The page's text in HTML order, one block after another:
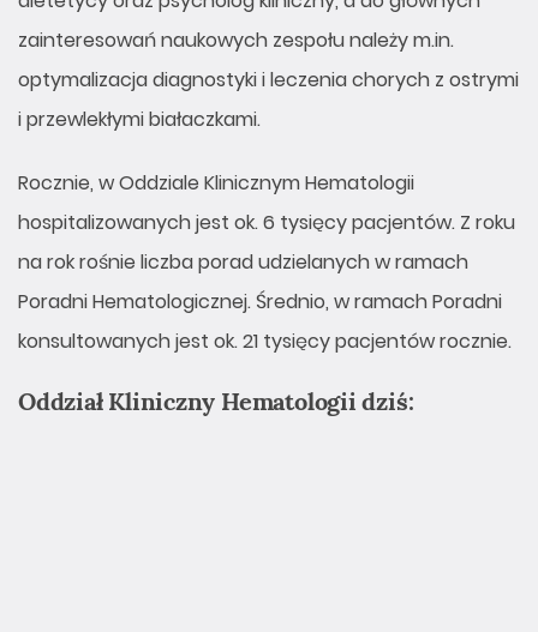
zainteresowań naukowych zespołu należy m.in.
optymalizacja diagnostyki i leczenia chorych z ostrymi
i przewlekłymi białaczkami.
Rocznie, w Oddziale Klinicznym Hematologii
hospitalizowanych jest ok. 6 tysięcy pacjentów. Z roku
na rok rośnie liczba porad udzielanych w ramach
Poradni Hematologicznej. Średnio, w ramach Poradni
konsultowanych jest ok. 21 tysięcy pacjentów rocznie.
Oddział Kliniczny Hematologii dziś: